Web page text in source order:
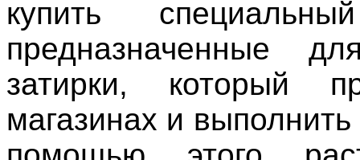
купить
предназначенные
затирки, который
магазинах и выполнить